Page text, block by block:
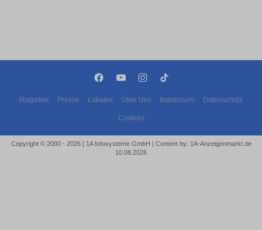
Ratgeber Presse Lokales Über Uns Impressum Datenschutz
Cookies
Copyright © 2000 - 2026 | 1A Infosysteme GmbH | Content by: 1A-Anzeigenmarkt.de
10.08.2026